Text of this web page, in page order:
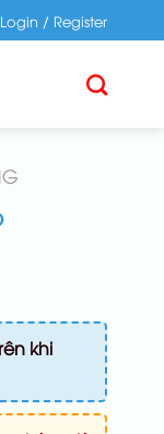
Login / Register
khi